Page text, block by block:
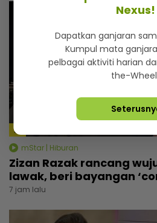
mStar | Hiburan
Zizan Razak rancang
lawak, beri bayangan
7 jam lalu
Nexus!
Dapatkan ganjaran
Kumpul mata
pelbagai aktiviti harian
the-